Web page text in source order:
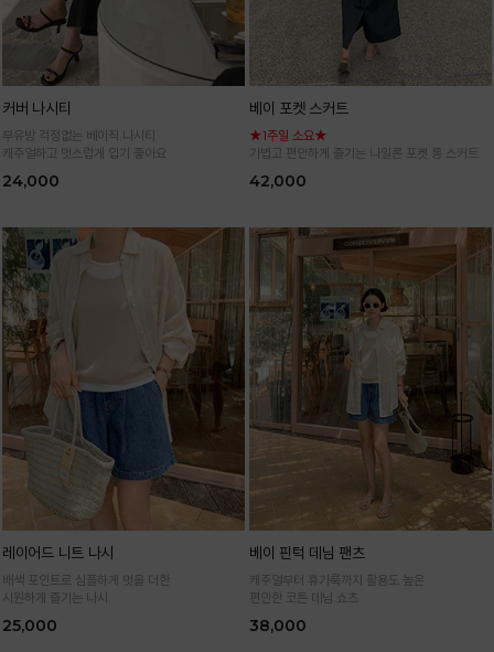
커버 나시티
부유방 걱정없는 베이직 나시티
캐주얼하고 멋스럽게 입기 좋아요
24,000
베이 포켓 스커트
★1주일 소요★
가볍고 편안하게 즐기는 나일론 포켓 롱 스커트
42,000
레이어드 니트 나시
배색 포인트로 심플하게 멋을 더한
시원하게 즐기는 나시
25,000
베이 핀턱 데님 팬츠
캐주얼부터 휴가룩까지 활용도 높은
편안한 코튼 데님 쇼츠
38,000